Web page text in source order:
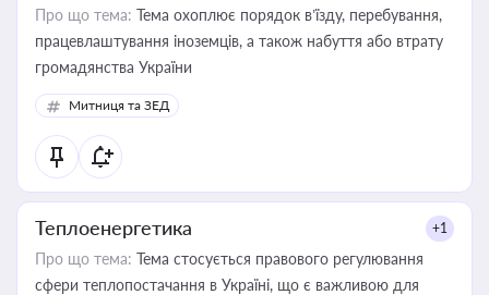
Про що тема: Тема охоплює порядок в’їзду, перебування,
працевлаштування іноземців, а також набуття або втрату
громадянства України
Митниця та ЗЕД
Теплоенергетика +1
Про що тема: Тема стосується правового регулювання
сфери теплопостачання в Україні, що є важливою для